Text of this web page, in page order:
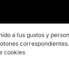
a tus gustos y
cookies